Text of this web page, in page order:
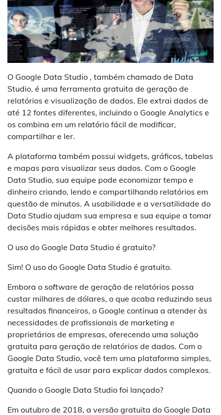
O Google Data Studio , também chamado de Data
Studio, é uma ferramenta gratuita de geração de
relatórios e visualização de dados. Ele extrai dados de
até 12 fontes diferentes, incluindo o Google Analytics e
os combina em um relatório fácil de modificar,
compartilhar e ler.
A plataforma também possui widgets, gráficos, tabelas
e mapas para visualizar seus dados. Com o Google
Data Studio, sua equipe pode economizar tempo e
dinheiro criando, lendo e compartilhando relatórios em
questão de minutos. A usabilidade e a versatilidade do
Data Studio ajudam sua empresa e sua equipe a tomar
decisões mais rápidas e obter melhores resultados.
O uso do Google Data Studio é gratuito?
Sim! O uso do Google Data Studio é gratuito.
Embora o software de geração de relatórios possa
custar milhares de dólares, o que acaba reduzindo seus
resultados financeiros, o Google continua a atender às
necessidades de profissionais de marketing e
proprietários de empresas, oferecendo uma solução
gratuita para geração de relatórios de dados. Com o
Google Data Studio, você tem uma plataforma simples,
gratuita e fácil de usar para explicar dados complexos.
Quando o Google Data Studio foi lançado?
Em outubro de 2018, a versão gratuita do Google Data